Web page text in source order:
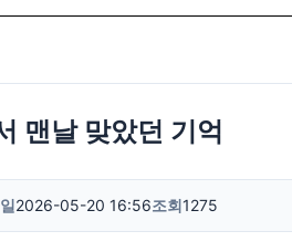
맨날 맞았던 기억
2026-05-20 16:56조회1275